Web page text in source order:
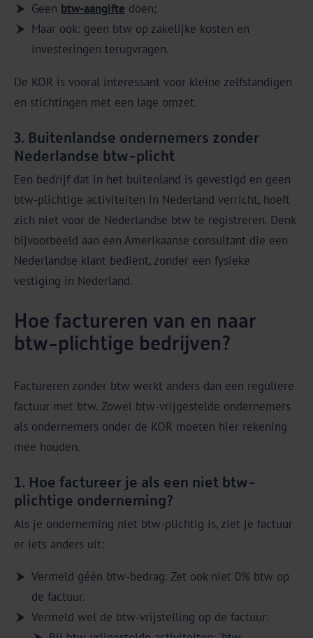
Geen btw-aangifte doen;
Maar ook: geen btw op zakelijke kosten en
investeringen terugvragen.
De KOR is vooral interessant voor kleine zelfstandigen
en stichtingen met een lage omzet.
3. Buitenlandse ondernemers zonder
Nederlandse btw-plicht
Een bedrijf dat in het buitenland is gevestigd en geen
btw-plichtige activiteiten in Nederland verricht, hoeft
zich niet voor de Nederlandse btw te registreren. Denk
bijvoorbeeld aan een Amerikaanse consultant die een
Nederlandse klant bedient, zonder een fysieke
vestiging in Nederland.
Hoe factureren van en naar
btw-plichtige bedrijven?
Factureren zonder btw werkt anders dan een reguliere
factuur met btw. Zowel btw-vrijgestelde ondernemers
als ondernemers onder de KOR moeten hier rekening
mee houden.
1. Hoe factureer je als een niet btw-
plichtige onderneming?
Als je onderneming niet btw-plichtig is, ziet je factuur
er iets anders uit:
Vermeld géén btw-bedrag. Zet ook niet 0% btw op
de factuur.
Vermeld wel de btw-vrijstelling op de factuur: